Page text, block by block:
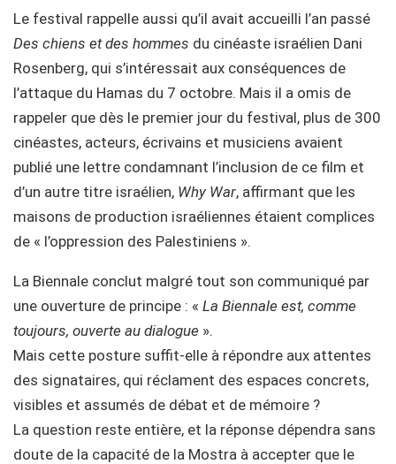
Le festival rappelle aussi qu’il avait accueilli l’an passé
Des chiens et des hommes du cinéaste israélien Dani
Rosenberg, qui s’intéressait aux conséquences de
l’attaque du Hamas du 7 octobre. Mais il a omis de
rappeler que dès le premier jour du festival, plus de 300
cinéastes, acteurs, écrivains et musiciens avaient
publié une lettre condamnant l’inclusion de ce film et
d’un autre titre israélien, Why War, affirmant que les
maisons de production israéliennes étaient complices
de « l’oppression des Palestiniens ».
La Biennale conclut malgré tout son communiqué par
une ouverture de principe : « La Biennale est, comme
toujours, ouverte au dialogue ».
Mais cette posture suffit-elle à répondre aux attentes
des signataires, qui réclament des espaces concrets,
visibles et assumés de débat et de mémoire ?
La question reste entière, et la réponse dépendra sans
doute de la capacité de la Mostra à accepter que le